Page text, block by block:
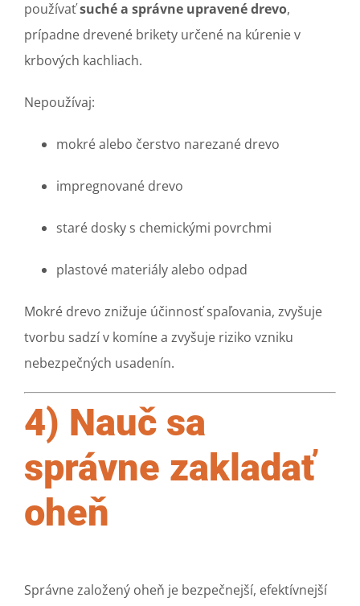
používaťsuché a správne upravené drevo,
prípadne drevené brikety určené na kúrenie v
krbových kachliach.
Nepoužívaj:
mokré alebo čerstvo narezané drevo
impregnované drevo
staré dosky s chemickými povrchmi
plastové materiály alebo odpad
Mokré drevo znižuje účinnosť spaľovania, zvyšuje
tvorbu sadzí v komíne a zvyšuje riziko vzniku
nebezpečných usadenín.
4) Nauč sa
správne zakladať
oheň
Správne založený oheň je bezpečnejší, efektívnejší